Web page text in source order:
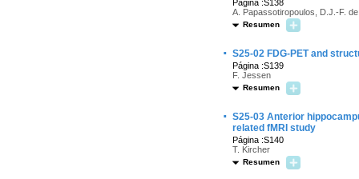
Página :S138
A. Papassotiropoulos, D.J.-F.
Resumen
· S25-02 FDG-PET and
Página :S139
F. Jessen
Resumen
· S25-03 Anterior
related fMRI study
Página :S140
T. Kircher
Resumen